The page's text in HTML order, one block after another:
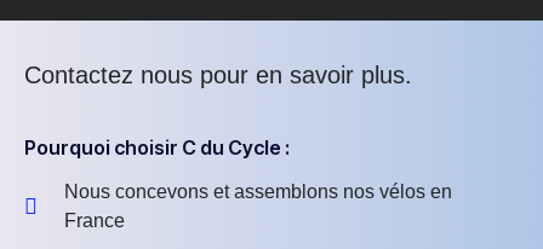
Contactez nous pour en savoir plus.
Pourquoi choisir C du Cycle :
Nous concevons et assemblons nos vélos en
France